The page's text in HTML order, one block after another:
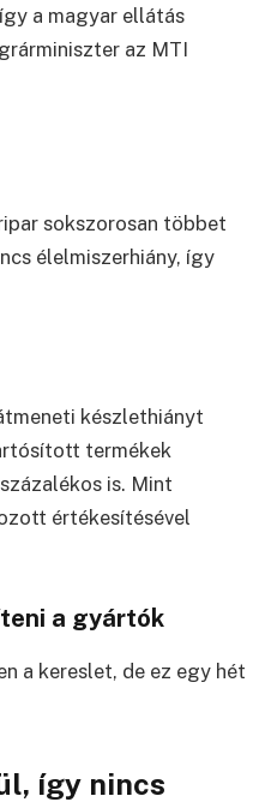
a magyar ellátás
az MTI
sokszorosan többet
élelmiszerhiány, így
készlethiányt
termékek
is. Mint
értékesítésével
a gyártók
a kereslet, de ez egy hét
így nincs